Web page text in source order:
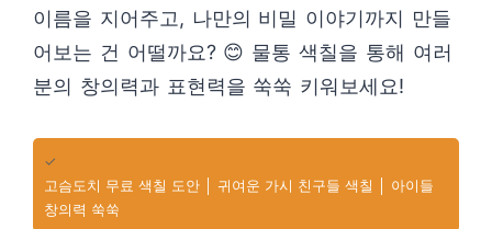
이름을 지어주고, 나만의 비밀 이야기까지 만들
어보는 건 어떨까요? 😊 물통 색칠을 통해 여러
분의 창의력과 표현력을 쑥쑥 키워보세요!
✓
고슴도치 무료 색칠 도안 │ 귀여운 가시 친구들 색칠 │ 아이들
창의력 쑥쑥